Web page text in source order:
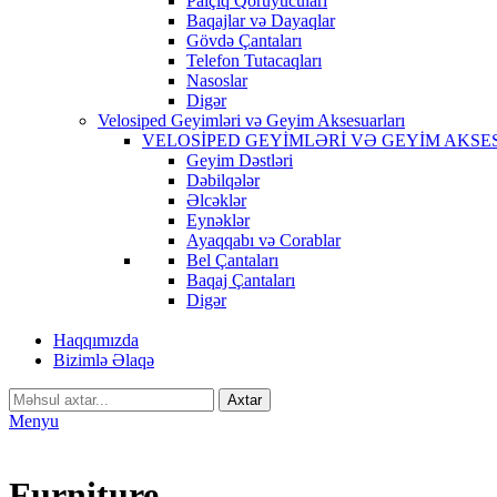
Baqajlar və Dayaqlar
Gövdə Çantaları
Telefon Tutacaqları
Nasoslar
Digər
Velosiped Geyimləri və Geyim Aksesuarları
VELOSİPED GEYİMLƏRİ VƏ GEYİM
Geyim Dəstləri
Dəbilqələr
Əlcəklər
Eynəklər
Ayaqqabı və Corablar
Bel Çantaları
Baqaj Çantaları
Digər
Haqqımızda
Bizimlə Əlaqə
Axtar
Menyu